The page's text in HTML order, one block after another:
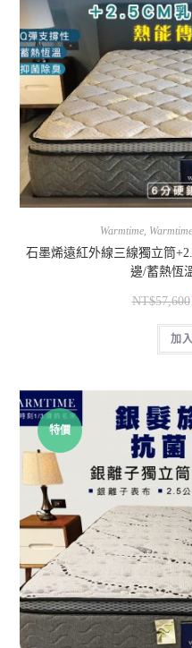
Warmtime
石墨烯遠紅外線三線獨立筒
邊/蓄熱恆
NT$57,600
加
特價